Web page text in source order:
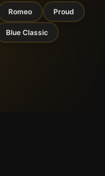
Romeo Proud
Blue Classic